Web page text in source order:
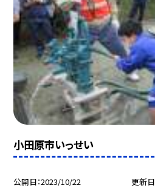
小田原市いっせい
公開日 2023/10/22 更新日